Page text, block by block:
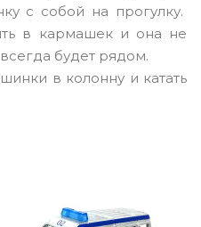
с собой на прогулку.
в кармашек и она не
будет рядом.
в колонну и катать